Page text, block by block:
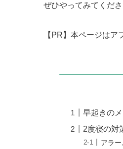
ぜひやってみてくださ
【PR】本ページはア
早起きの
2度寝の対
アラ